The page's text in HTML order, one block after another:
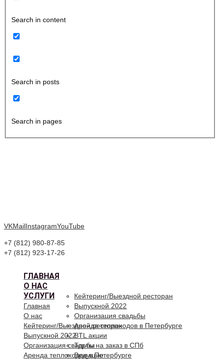
Search in content
Search in posts
Search in pages
VKMailInstagramYouTube
+7 (812) 980-87-85
+7 (812) 923-17-26
ГЛАВНАЯ
О НАС
УСЛУГИ
Кейтеринг/Выездной ресторан
Выпускной 2022
Организация свадьбы
Аренда теплоходов в Петербурге
BTL акции
Торты на заказ в СПб
Ведущие
Главная
О нас
Кейтеринг/Выездной ресторан
Выпускной 2022
Организация свадьбы
Аренда теплоходов в Петербурге